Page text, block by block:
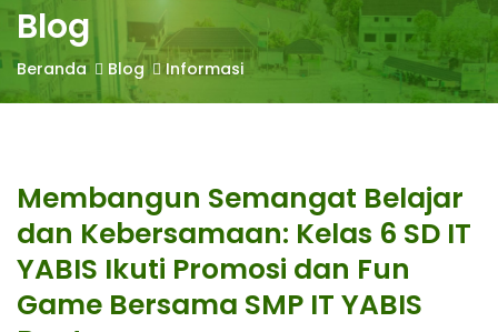
I
T
A
B
Promosi dan
Fun Game
Bersama SMP
IT YABIS
Bontang | SD
m
u
Blog
Beranda Blog Informasi
Membangun Semangat Belajar
dan Kebersamaan: Kelas 6 SD IT
YABIS Ikuti Promosi dan Fun
Game Bersama SMP IT YABIS